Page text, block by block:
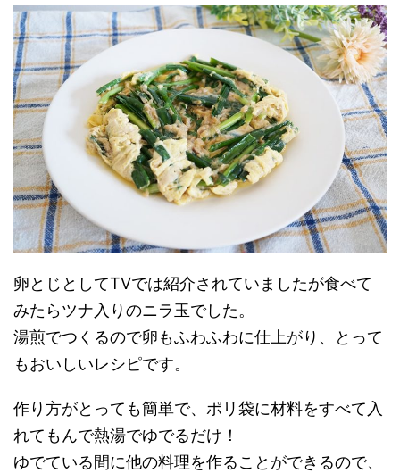
卵とじとしてTVでは紹介されていましたが食べて
みたらツナ入りのニラ玉でした。
湯煎でつくるので卵もふわふわに仕上がり、とって
もおいしいレシピです。
作り方がとっても簡単で、ポリ袋に材料をすべて入
れてもんで熱湯でゆでるだけ！
ゆでている間に他の料理を作ることができるので、